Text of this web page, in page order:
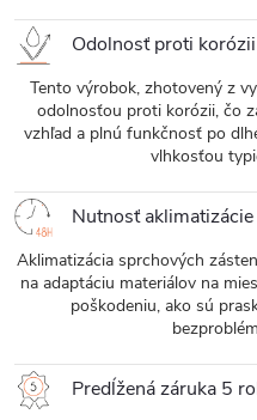
Odolnosť proti korózii
Tento výrobok, zhotovený z
odolnosťou proti korózii, čo
vzhľad a plnú funkčnosť po
vlhkosťou
Nutnosť aklimatizácie
Aklimatizácia sprchových
na adaptáciu materiálov na
poškodeniu, ako sú
Predĺžená záruka 5